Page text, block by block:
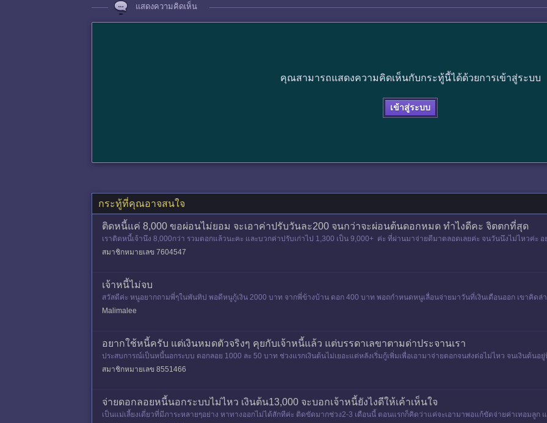
แสดงความคิดเห็น
คุณสามารถแสดงความคิดเห็นกับกระทู้นี้ได้ด้วยการเข้าสู่ระบบ
เข้าสู่ระบบ
กระทู้ที่คุณอาจสนใจ
ติดหนี้แค่ 8,000 ขอผ่อนไม่ยอม จะเอาค่าปรับวันละ200 จนกว่าจะผ่อนต้นดอกหมด ทำไงดีคะ จิตตกที่สุด
เราติดหนี้เจ้านึง 8,000กว่า รวมดอกแล้วนะคะ และบวกค่าปรับเก่าไป 1,300 เป็น 9,000+ ค่ะ ที่ผ่านมาจ่ายดีมาตลอดเลยค่ะ จนวันนึงไม่ไหวค่ะ
สมาชิกหมายเลข 7604547
เจ้าหนี้ไม่จบ
สวัสดีค่ะ หนูอยากถามพี่ๆในพันทิป พอดีหนูกู้เงิน 2000 บาท จากพี่ข้างบ้าน ดอก 400 บาท พอถกำหนดหนูเลื่อนจ่ายมาวันที่เงินเดือนออก เขาคิด
00 บาท แต่พี
Malimalee
อยากใช้หนี้ครับ แต่เงินหมดตัวจริงๆ คุยกับเจ้าหนี้แล้ว แต่บรรดาเลขาตามด่าประจานเรา
ประสบการณ์เป็นหนี้นอกระบบ ดอกลอย 1000 ละ 50 บาท ช่วงแรกเงินต้นไม่เยอะแต่หลังเริ่มกู้เพิ่มเพื่อเอามาจ่ายดอกจนส่งต่อไม่ไหว จนเงินต้น
ง ไม่กู้เพิ่
สมาชิกหมายเลข 8551466
จ่ายดอกลอยหนี้นอกระบบไม่ไหว เงินต้น13,000 จะบอกเจ้าหนี้ยังไงดีให้เค้าเห็นใจ
เป็นแม่เลี้ยงเดี่ยวที่มีภาระหลายๆอย่าง หาทางออกไม่ได้สักทีค่ะ ติดขัดมากช่วง2-3 เดือนนี้ ตอนแรกก็คิดว่าแค่จะเอามาพอแก้ขัดจ่ายค่าเทอมลูก